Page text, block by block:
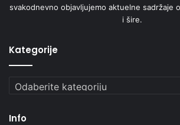
svakodnevno objavljujemo aktuelne sadržaje
i šire.
Kategorije
Kategorije
Info